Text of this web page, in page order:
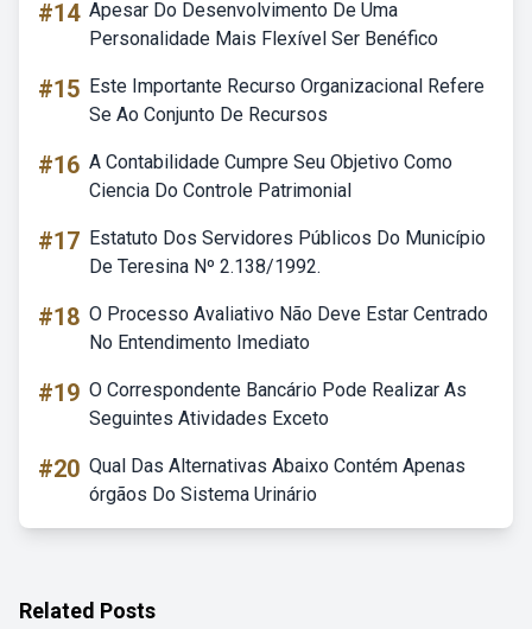
#14 Apesar Do Desenvolvimento De Uma
Personalidade Mais Flexível Ser Benéfico
#15 Este Importante Recurso Organizacional Refere
Se Ao Conjunto De Recursos
#16 A Contabilidade Cumpre Seu Objetivo Como
Ciencia Do Controle Patrimonial
#17 Estatuto Dos Servidores Públicos Do Município
De Teresina Nº 2.138/1992.
#18 O Processo Avaliativo Não Deve Estar Centrado
No Entendimento Imediato
#19 O Correspondente Bancário Pode Realizar As
Seguintes Atividades Exceto
#20 Qual Das Alternativas Abaixo Contém Apenas
órgãos Do Sistema Urinário
Related Posts